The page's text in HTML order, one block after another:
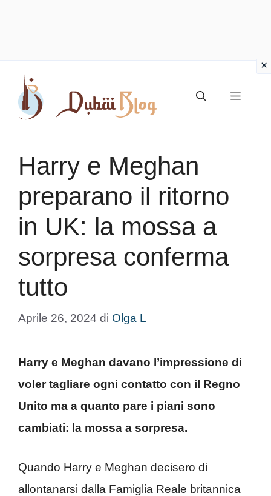
contenuto
Menu
Harry e Meghan
preparano il ritorno
in UK: la mossa a
sorpresa conferma
tutto
Aprile 26, 2024 di Olga L
Harry e Meghan davano l’impressione di
voler tagliare ogni contatto con il Regno
Unito ma a quanto pare i piani sono
cambiati: la mossa a sorpresa.
Quando Harry e Meghan decisero di
allontanarsi dalla Famiglia Reale britannica